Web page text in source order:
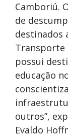
Camboriú.
de
destinados
Transporte
possui
educação
outros”,
Evaldo